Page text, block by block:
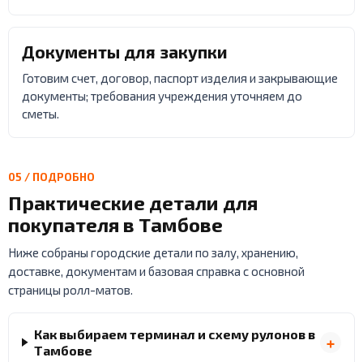
Документы для закупки
Готовим счет, договор, паспорт изделия и закрывающие
документы; требования учреждения уточняем до
сметы.
05 / ПОДРОБНО
Практические детали для
покупателя в Тамбове
Ниже собраны городские детали по залу, хранению,
доставке, документам и базовая справка с основной
страницы ролл-матов.
Как выбираем терминал и схему рулонов в
Тамбове